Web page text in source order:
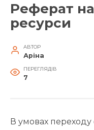
Реферат на
ресурси
АВТОР
Аріна
ПЕРЕГЛЯДІВ
7
В умовах